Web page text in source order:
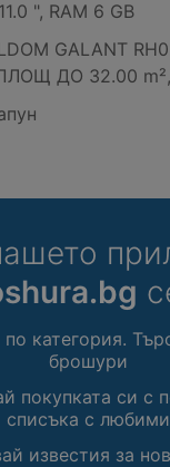
", RAM 6 GB
GALANT
ДО 32.00 m²,
категория.
брошури
покупката си с
списъка с любими
известия за